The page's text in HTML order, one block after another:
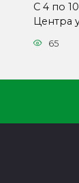
С 4 по
Центра
65